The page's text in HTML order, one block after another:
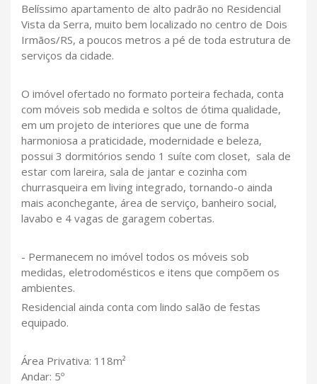
Belíssimo apartamento de alto padrão no Residencial
Vista da Serra, muito bem localizado no centro de Dois
Irmãos/RS, a poucos metros a pé de toda estrutura de
serviços da cidade.
O imóvel ofertado no formato porteira fechada, conta
com móveis sob medida e soltos de ótima qualidade,
em um projeto de interiores que une de forma
harmoniosa a praticidade, modernidade e beleza,
possui 3 dormitórios sendo 1 suíte com closet, sala de
estar com lareira, sala de jantar e cozinha com
churrasqueira em living integrado, tornando-o ainda
mais aconchegante, área de serviço, banheiro social,
lavabo e 4 vagas de garagem cobertas.
- Permanecem no imóvel todos os móveis sob
medidas, eletrodomésticos e itens que compõem os
ambientes.
Residencial ainda conta com lindo salão de festas
equipado.
Área Privativa: 118m²
Andar: 5º